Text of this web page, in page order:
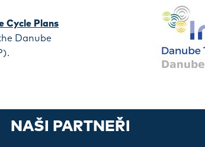
Cycle Plans
Danube
NAŠI PARTNEŘI